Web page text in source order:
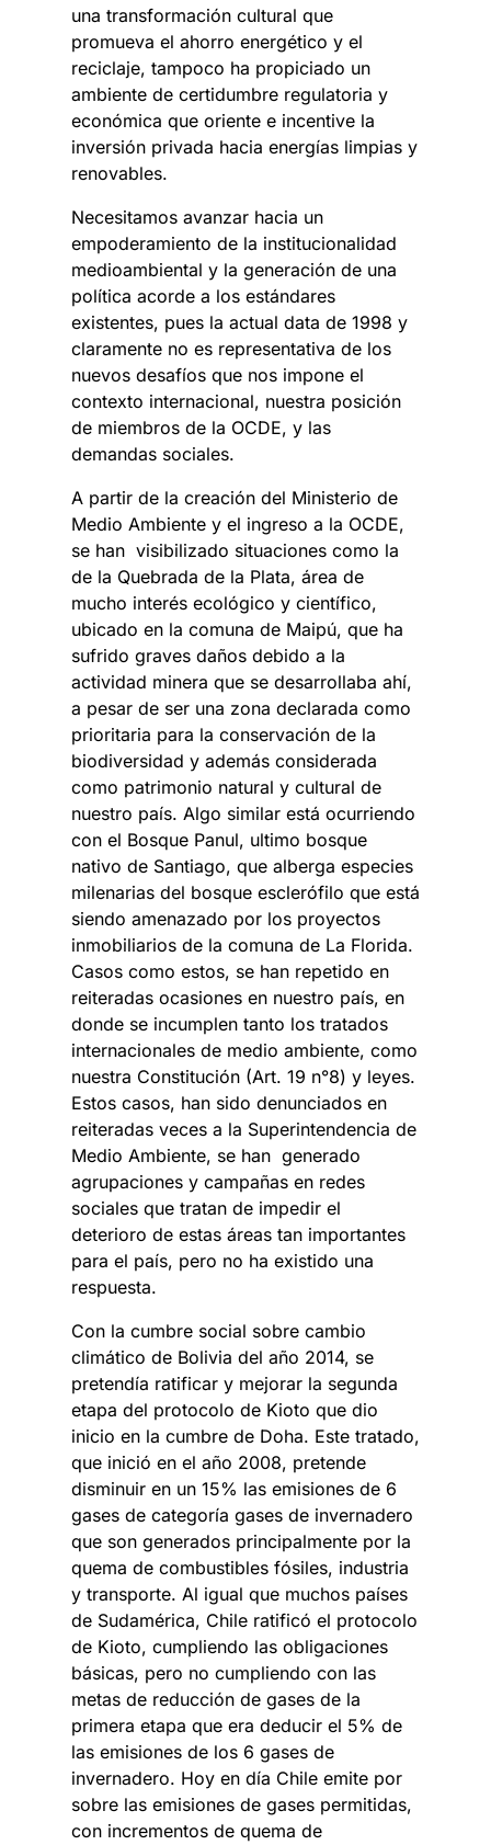
una transformación cultural que
promueva el ahorro energético y el
reciclaje, tampoco ha propiciado un
ambiente de certidumbre regulatoria y
económica que oriente e incentive la
inversión privada hacia energías limpias y
renovables.
Necesitamos avanzar hacia un
empoderamiento de la institucionalidad
medioambiental y la generación de una
política acorde a los estándares
existentes, pues la actual data de 1998 y
claramente no es representativa de los
nuevos desafíos que nos impone el
contexto internacional, nuestra posición
de miembros de la OCDE, y las
demandas sociales.
A partir de la creación del Ministerio de
Medio Ambiente y el ingreso a la OCDE,
se han visibilizado situaciones como la
de la Quebrada de la Plata, área de
mucho interés ecológico y científico,
ubicado en la comuna de Maipú, que ha
sufrido graves daños debido a la
actividad minera que se desarrollaba ahí,
a pesar de ser una zona declarada como
prioritaria para la conservación de la
biodiversidad y además considerada
como patrimonio natural y cultural de
nuestro país. Algo similar está ocurriendo
con el Bosque Panul, ultimo bosque
nativo de Santiago, que alberga especies
milenarias del bosque esclerófilo que está
siendo amenazado por los proyectos
inmobiliarios de la comuna de La Florida.
Casos como estos, se han repetido en
reiteradas ocasiones en nuestro país, en
donde se incumplen tanto los tratados
internacionales de medio ambiente, como
nuestra Constitución (Art. 19 n°8) y leyes.
Estos casos, han sido denunciados en
reiteradas veces a la Superintendencia de
Medio Ambiente, se han generado
agrupaciones y campañas en redes
sociales que tratan de impedir el
deterioro de estas áreas tan importantes
para el país, pero no ha existido una
respuesta.
Con la cumbre social sobre cambio
climático de Bolivia del año 2014, se
pretendía ratificar y mejorar la segunda
etapa del protocolo de Kioto que dio
inicio en la cumbre de Doha. Este tratado,
que inició en el año 2008, pretende
disminuir en un 15% las emisiones de 6
gases de categoría gases de invernadero
que son generados principalmente por la
quema de combustibles fósiles, industria
y transporte. Al igual que muchos países
de Sudamérica, Chile ratificó el protocolo
de Kioto, cumpliendo las obligaciones
básicas, pero no cumpliendo con las
metas de reducción de gases de la
primera etapa que era deducir el 5% de
las emisiones de los 6 gases de
invernadero. Hoy en día Chile emite por
sobre las emisiones de gases permitidas,
con incrementos de quema de